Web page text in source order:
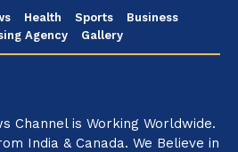
Health Sports
Business
Agency
Gallery
Channel is Working Worldwide.
India & Canada. We Believe in